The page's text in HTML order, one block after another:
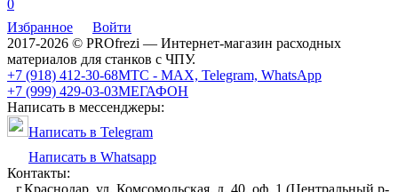
0
Избранное
Войти
2017-2026 © PROfrezi — Интернет-магазин расходных
материалов для станков с ЧПУ.
+7 (918) 412-30-68МТС - MAX, Telegram, WhatsApp
+7 (999) 429-03-03МЕГАФОН
Написать в мессенджеры:
Написать в Telegram
Написать в Whatsapp
Контакты:
г.Краснодар, ул. Комсомольская, д. 40, оф. 1 (Центральный р-